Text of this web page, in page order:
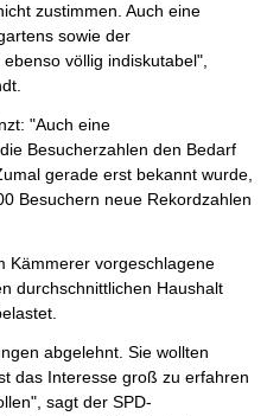
zustimmen. Auch eine
sowie der
völlig indiskutabel",
"Auch eine
Besucherzahlen den Bedarf
gerade erst bekannt wurde,
Besuchern neue Rekordzahlen
Kämmerer vorgeschlagene
durchschnittlichen Haushalt
abgelehnt. Sie wollten
das Interesse groß zu erfahren
sagt der SPD-